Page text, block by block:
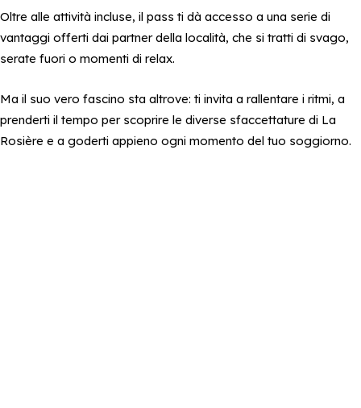
Oltre alle attività incluse, il pass ti dà accesso a una serie di
vantaggi offerti dai partner della località, che si tratti di svago,
serate fuori o momenti di relax.
Ma il suo vero fascino sta altrove: ti invita a rallentare i ritmi, a
prenderti il tempo per scoprire le diverse sfaccettature di La
Rosière e a goderti appieno ogni momento del tuo soggiorno.